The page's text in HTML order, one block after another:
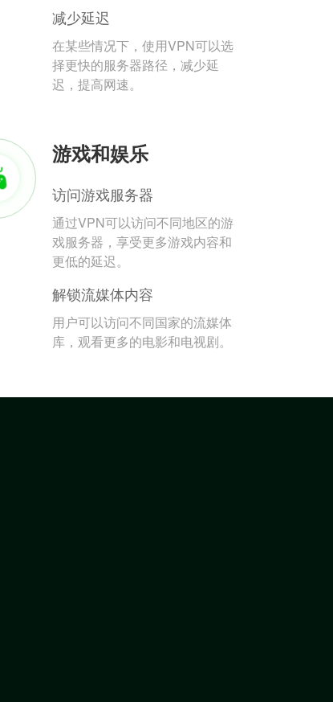
减少延迟
在某些情况下，使用VPN可以选
择更快的服务器路径，减少延
迟，提高网速。
游戏和娱乐
访问游戏服务器
通过VPN可以访问不同地区的游
戏服务器，享受更多游戏内容和
更低的延迟。
解锁流媒体内容
用户可以访问不同国家的流媒体
库，观看更多的电影和电视剧。